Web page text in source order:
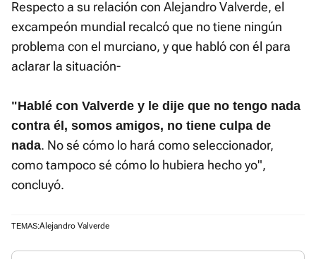
Respecto a su relación con Alejandro Valverde, el
excampeón mundial recalcó que no tiene ningún
problema con el murciano, y que habló con él para
aclarar la situación-
"Hablé con Valverde y le dije que no tengo nada
contra él, somos amigos, no tiene culpa de
nada. No sé cómo lo hará como seleccionador,
como tampoco sé cómo lo hubiera hecho yo",
concluyó.
TEMAS:Alejandro Valverde